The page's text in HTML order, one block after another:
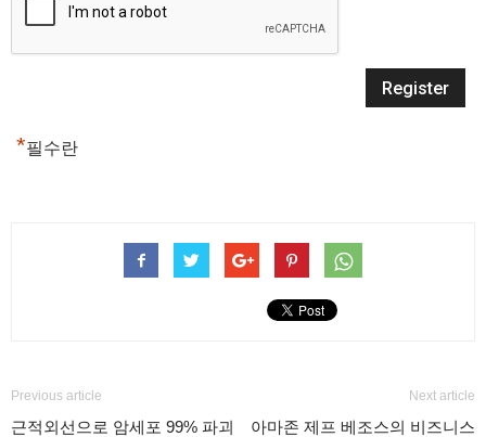
*필수란
Previous article
근적외선으로 암세포 99% 파괴
Next article
아마존 제프 베조스의 비즈니스